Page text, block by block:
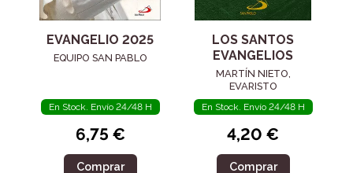
EVANGELIO 2025
EQUIPO SAN PABLO
En Stock. Envío 24/48 H
6,75 €
Comprar
LOS SANTOS
EVANGELIOS
MARTÍN NIETO,
EVARISTO
En Stock. Envío 24/48 H
4,20 €
Comprar